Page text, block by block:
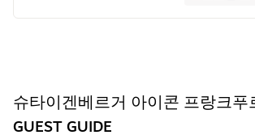
슈타이겐베르거 아이콘 프랑크푸
GUEST GUIDE